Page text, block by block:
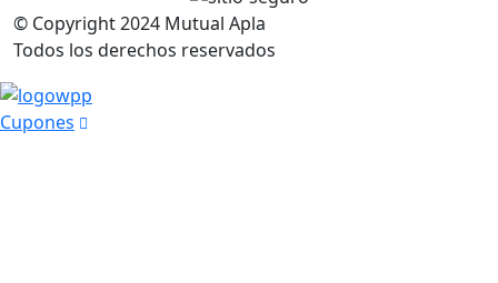
© Copyright2024 Mutual Apla
Todos los derechos reservados
Cupones